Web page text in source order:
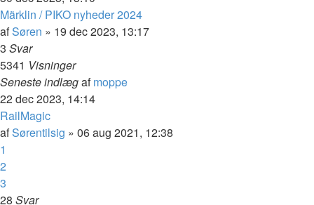
Märklin / PIKO nyheder 2024
afSøren » 19 dec 2023, 13:17
3 Svar
5341 Visninger
Seneste indlægafmoppe
22 dec 2023, 14:14
RailMagic
afSørentilsig » 06 aug 2021, 12:38
1
2
3
28 Svar